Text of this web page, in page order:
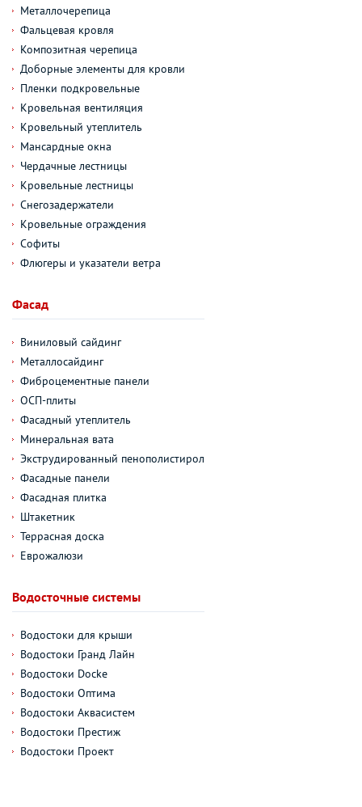
Металлочерепица
Фальцевая кровля
Композитная черепица
Доборные элементы для кровли
Пленки подкровельные
Кровельная вентиляция
Кровельный утеплитель
Мансардные окна
Чердачные лестницы
Кровельные лестницы
Снегозадержатели
Кровельные ограждения
Софиты
Флюгеры и указатели ветра
Фасад
Виниловый сайдинг
Металлосайдинг
Фиброцементные панели
ОСП-плиты
Фасадный утеплитель
Минеральная вата
Экструдированный пенополистирол
Фасадные панели
Фасадная плитка
Штакетник
Террасная доска
Еврожалюзи
Водосточные системы
Водостоки для крыши
Водостоки Гранд Лайн
Водостоки Docke
Водостоки Оптима
Водостоки Аквасистем
Водостоки Престиж
Водостоки Проект